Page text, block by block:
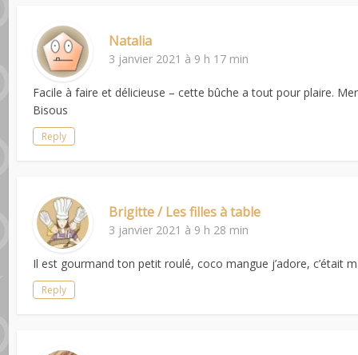
Natalia
3 janvier 2021 à 9 h 17 min
Facile à faire et délicieuse – cette bûche a tout pour plaire.
Bisous
Reply
Brigitte / Les filles à table
3 janvier 2021 à 9 h 28 min
Il est gourmand ton petit roulé, coco mangue j’adore, c’était
Reply